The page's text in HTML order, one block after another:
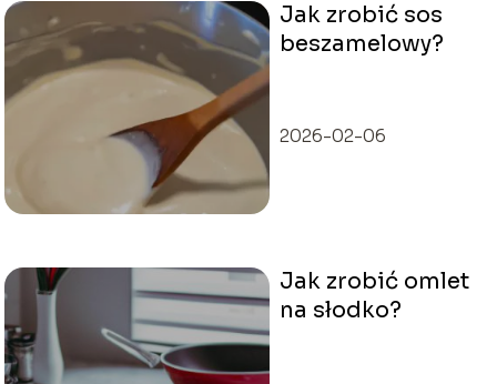
Jak zrobić sos
beszamelowy?
2026-02-06
Jak zrobić omlet
na słodko?